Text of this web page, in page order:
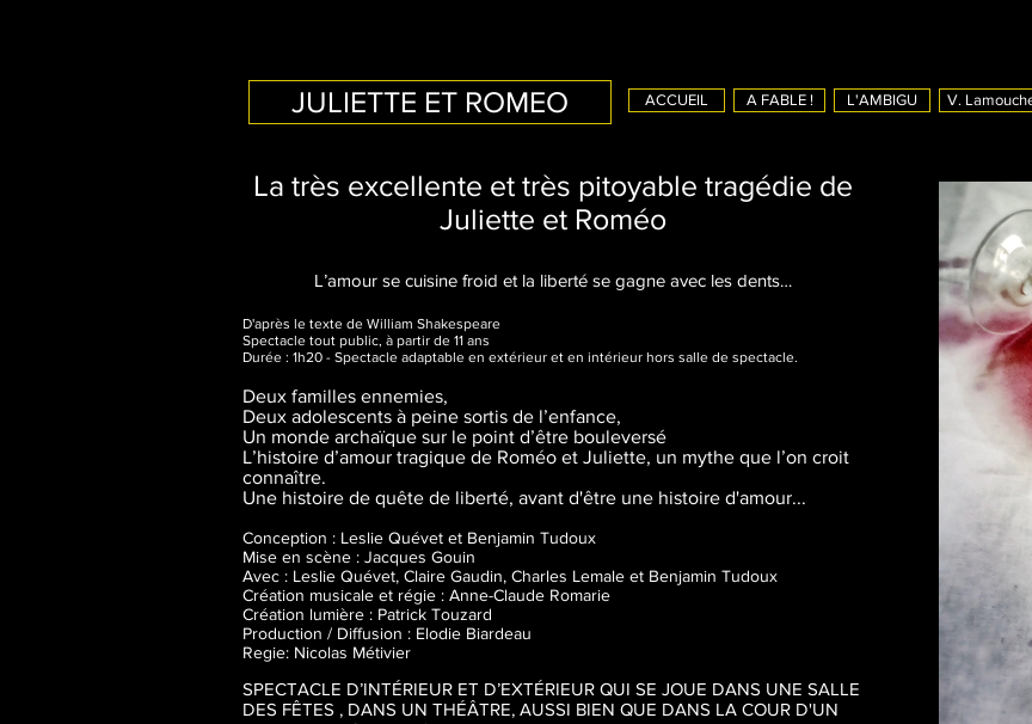
JULIETTE ET ROMEO ACCUEIL A FABLE ! L'AMBIGU
La très excellente et très pitoyable tragédie de
Juliette et Roméo
L’amour se cuisine froid et la liberté se gagne avec les dents…
D'après le texte de William Shakespeare
Spectacle tout public, à partir de 11 ans
Durée : 1h20 - Spectacle adaptable en extérieur et en intérieur hors salle de spectacle.
Deux familles ennemies,
Deux adolescents à peine sortis de l’enfance,
Un monde archaïque sur le point d’être bouleversé
L’histoire d’amour tragique de Roméo et Juliette, un mythe que l’on croit
connaître.
Une histoire de quête de liberté, avant d'être une histoire d'amour...
Conception : Leslie Quévet et Benjamin Tudoux
Mise en scène : Jacques Gouin
Avec : Leslie Quévet, Claire Gaudin, Charles Lemale et Benjamin Tudoux
Création musicale et régie : Anne-Claude Romarie
Création lumière : Patrick Touzard
Production / Diffusion : Elodie Biardeau
Regie: Nicolas Métivier
SPECTACLE D’INTÉRIEUR ET D’EXTÉRIEUR QUI SE JOUE DANS UNE SALLE
DES FÊTES , DANS UN THÉÂTRE, AUSSI BIEN QUE DANS LA COUR D'UN
V.